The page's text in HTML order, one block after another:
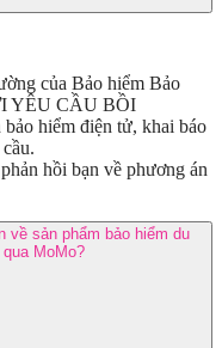
của Bảo hiểm Bảo
YÊU CẦU BỒI
hiểm điện tử, khai báo
hồi bạn về phương án
sản phẩm bảo hiểm du
MoMo?